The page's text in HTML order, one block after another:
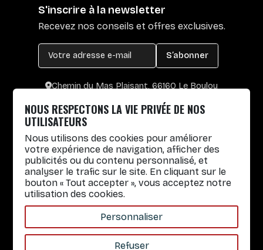
S'inscrire à la newsletter
Recevez nos conseils et offres exclusives.
S’abonner
Chemin du Mas Plaisant, 66160 Le Boulou
Lun. au Vend. : 8h30-12h30 / 14h-17h
Gobelets réutilisables
Infos pratiques
Liens rapides
Nos Services
À propos
NOUS RESPECTONS LA VIE PRIVÉE DE NOS
UTILISATEURS
Nous utilisons des cookies pour améliorer
votre expérience de navigation, afficher des
publicités ou du contenu personnalisé, et
analyser le trafic sur le site. En cliquant sur le
bouton « Tout accepter », vous acceptez notre
utilisation des cookies.
Personnaliser
Refuser